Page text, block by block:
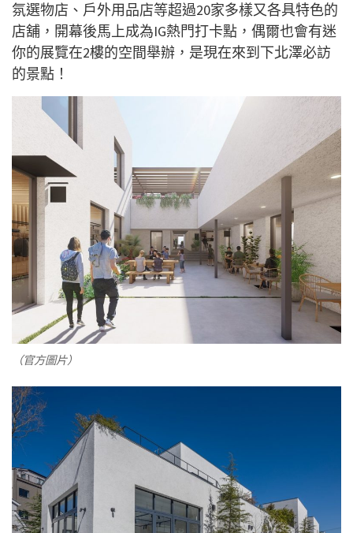
氛選物店、戶外用品店等超過20家多樣又各具特色的
店舖，開幕後馬上成為IG熱門打卡點，偶爾也會有迷
你的展覽在2樓的空間舉辦，是現在來到下北澤必訪
的景點！
（官方圖片）